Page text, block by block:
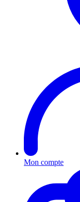
Mon compte